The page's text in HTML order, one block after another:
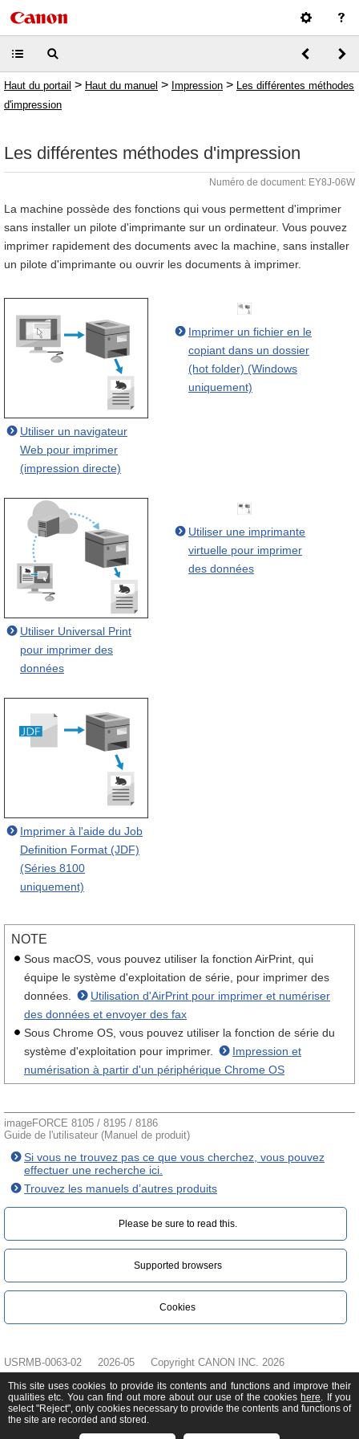
Haut du portail > Haut du manuel > Impression > Les différentes méthodes
d'impression
Les différentes méthodes d'impression
Numéro de document: EY8J-06W
La machine possède des fonctions qui vous permettent d'imprimer
sans installer un pilote d'imprimante sur un ordinateur. Vous pouvez
imprimer rapidement des documents avec la machine, sans installer
un pilote d'imprimante ou ouvrir les documents à imprimer.
Utiliser un navigateur
Web pour imprimer
(impression directe)
Imprimer un fichier en le
copiant dans un dossier
(hot folder) (Windows
uniquement)
Utiliser Universal Print
pour imprimer des
données
Utiliser une imprimante
virtuelle pour imprimer
des données
Imprimer à l'aide du Job
Definition Format (JDF)
(Séries 8100
uniquement)
NOTE
Sous macOS, vous pouvez utiliser la fonction AirPrint, qui
équipe le système d'exploitation de série, pour imprimer des
données.
Utilisation d'AirPrint pour imprimer et numériser
des données et envoyer des fax
Sous Chrome OS, vous pouvez utiliser la fonction de série du
système d'exploitation pour imprimer.
Impression et
numérisation à partir d'un périphérique Chrome OS
imageFORCE 8105 / 8195 / 8186
Guide de l'utilisateur (Manuel de produit)
Si vous ne trouvez pas ce que vous cherchez, vous pouvez
effectuer une recherche ici.
Trouvez les manuels d’autres produits
Please be sure to read this.‎
Supported browsers
Cookies
USRMB-0063-02 2026-05 Copyright CANON INC. 2026
This site uses cookies to provide its contents and functions and improve their
qualities etc. You can find out more about our use of the cookies here. If you
select "Reject", only cookies necessary to provide the contents and functions of
the site are recorded and stored.